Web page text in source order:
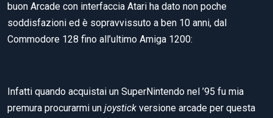
buon Arcade con interfaccia Atari ha dato non poche
soddisfazioni ed è sopravvissuto a ben 10 anni, dal
Commodore 128 fino all’ultimo Amiga 1200:
Infatti quando acquistai un SuperNintendo nel ’95 fu mia
premura procurarmi un joystick versione arcade per questa